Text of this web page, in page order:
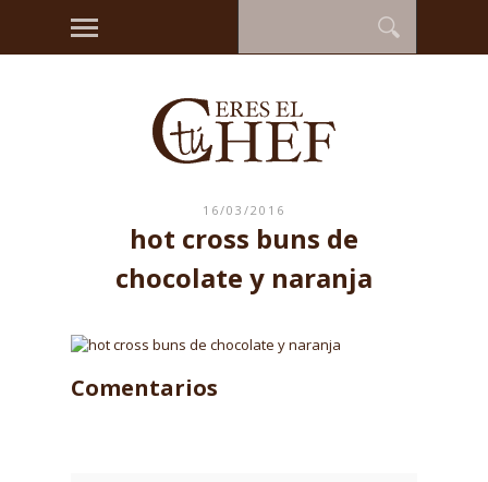
16/03/2016
hot cross buns de
chocolate y naranja
Comentarios